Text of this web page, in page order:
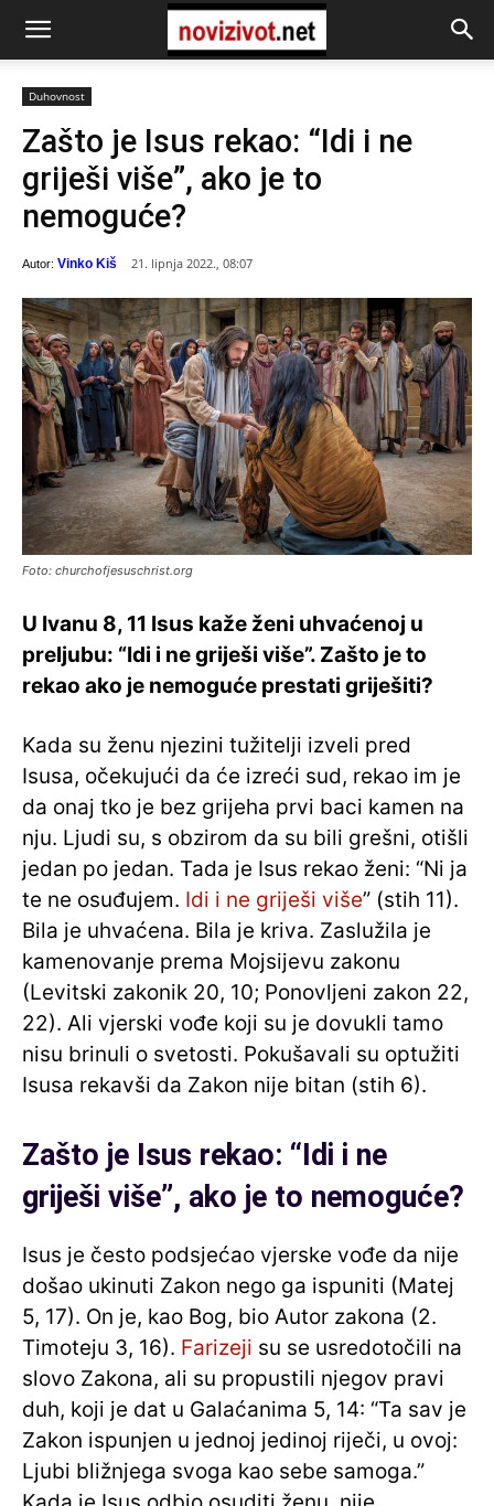
Duhovnost
Zašto je Isus rekao: “Idi i ne
griješi više”, ako je to
nemoguće?
Autor: Vinko Kiš 21. lipnja 2022., 08:07
Foto: churchofjesuschrist.org
U Ivanu 8, 11 Isus kaže ženi uhvaćenoj u
preljubu: “Idi i ne griješi više”. Zašto je to
rekao ako je nemoguće prestati griješiti?
Kada su ženu njezini tužitelji izveli pred
Isusa, očekujući da će izreći sud, rekao im je
da onaj tko je bez grijeha prvi baci kamen na
nju. Ljudi su, s obzirom da su bili grešni, otišli
jedan po jedan. Tada je Isus rekao ženi: “Ni ja
te ne osuđujem. Idi i ne griješi više” (stih 11).
Bila je uhvaćena. Bila je kriva. Zaslužila je
kamenovanje prema Mojsijevu zakonu
(Levitski zakonik 20, 10; Ponovljeni zakon 22,
22). Ali vjerski vođe koji su je dovukli tamo
nisu brinuli o svetosti. Pokušavali su optužiti
Isusa rekavši da Zakon nije bitan (stih 6).
Zašto je Isus rekao: “Idi i ne
griješi više”, ako je to nemoguće?
Isus je često podsjećao vjerske vođe da nije
došao ukinuti Zakon nego ga ispuniti (Matej
5, 17). On je, kao Bog, bio Autor zakona (2.
Timoteju 3, 16). Farizeji su se usredotočili na
slovo Zakona, ali su propustili njegov pravi
duh, koji je dat u Galaćanima 5, 14: “Ta sav je
Zakon ispunjen u jednoj jedinoj riječi, u ovoj:
Ljubi bližnjega svoga kao sebe samoga.”